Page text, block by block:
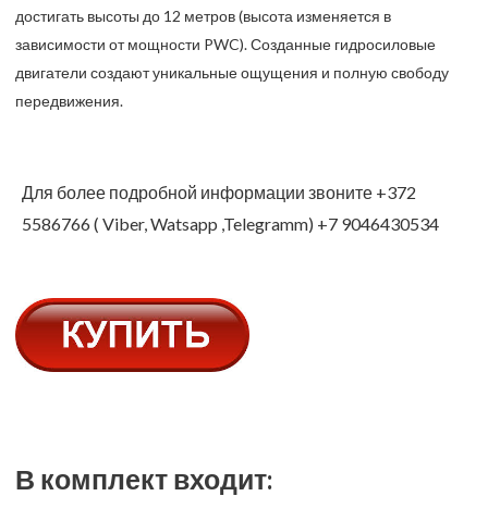
достигать высоты до 12 метров (высота изменяется в
зависимости от мощности PWC). Созданные гидросиловые
двигатели создают уникальные ощущения и полную свободу
передвижения.
Для более подробной информации звоните +372
5586766 ( Viber, Watsapp ,Telegramm) +7 9046430534
В комплект входит: